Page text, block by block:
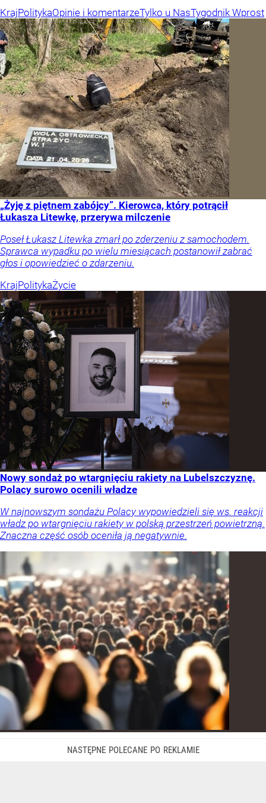
KrajPolitykaOpinie i komentarzeTylko u NasTygodnik Wprost
„Żyję z piętnem zabójcy”. Kierowca, który potrącił
Łukasza Litewkę, przerywa milczenie
Poseł Łukasz Litewka zmarł po zderzeniu z samochodem.
Sprawca wypadku po wielu miesiącach postanowił zabrać
głos i opowiedzieć o zdarzeniu.
KrajPolitykaŻycie
Nowy sondaż po wtargnięciu rakiety na Lubelszczyznę.
Polacy surowo ocenili władze
W najnowszym sondażu Polacy wypowiedzieli się ws. reakcji
władz po wtargnięciu rakiety w polską przestrzeń powietrzną.
Znaczna część osób oceniła ją negatywnie.